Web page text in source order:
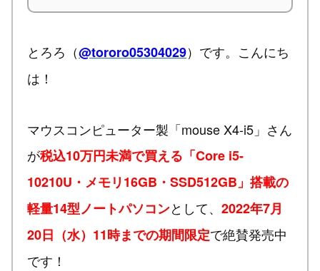
とろろ（@tororo05304029）です。こんにち
は！
マウスコンピューター製「mouse X4-i5」さん
が税込10万円未満で買える「Core i5-
10210U・メモリ16GB・SSD512GB」搭載の
軽量14型ノートパソコンとして、 2022年7月
20日（水）11時までの期間限定で絶賛発売中
です！